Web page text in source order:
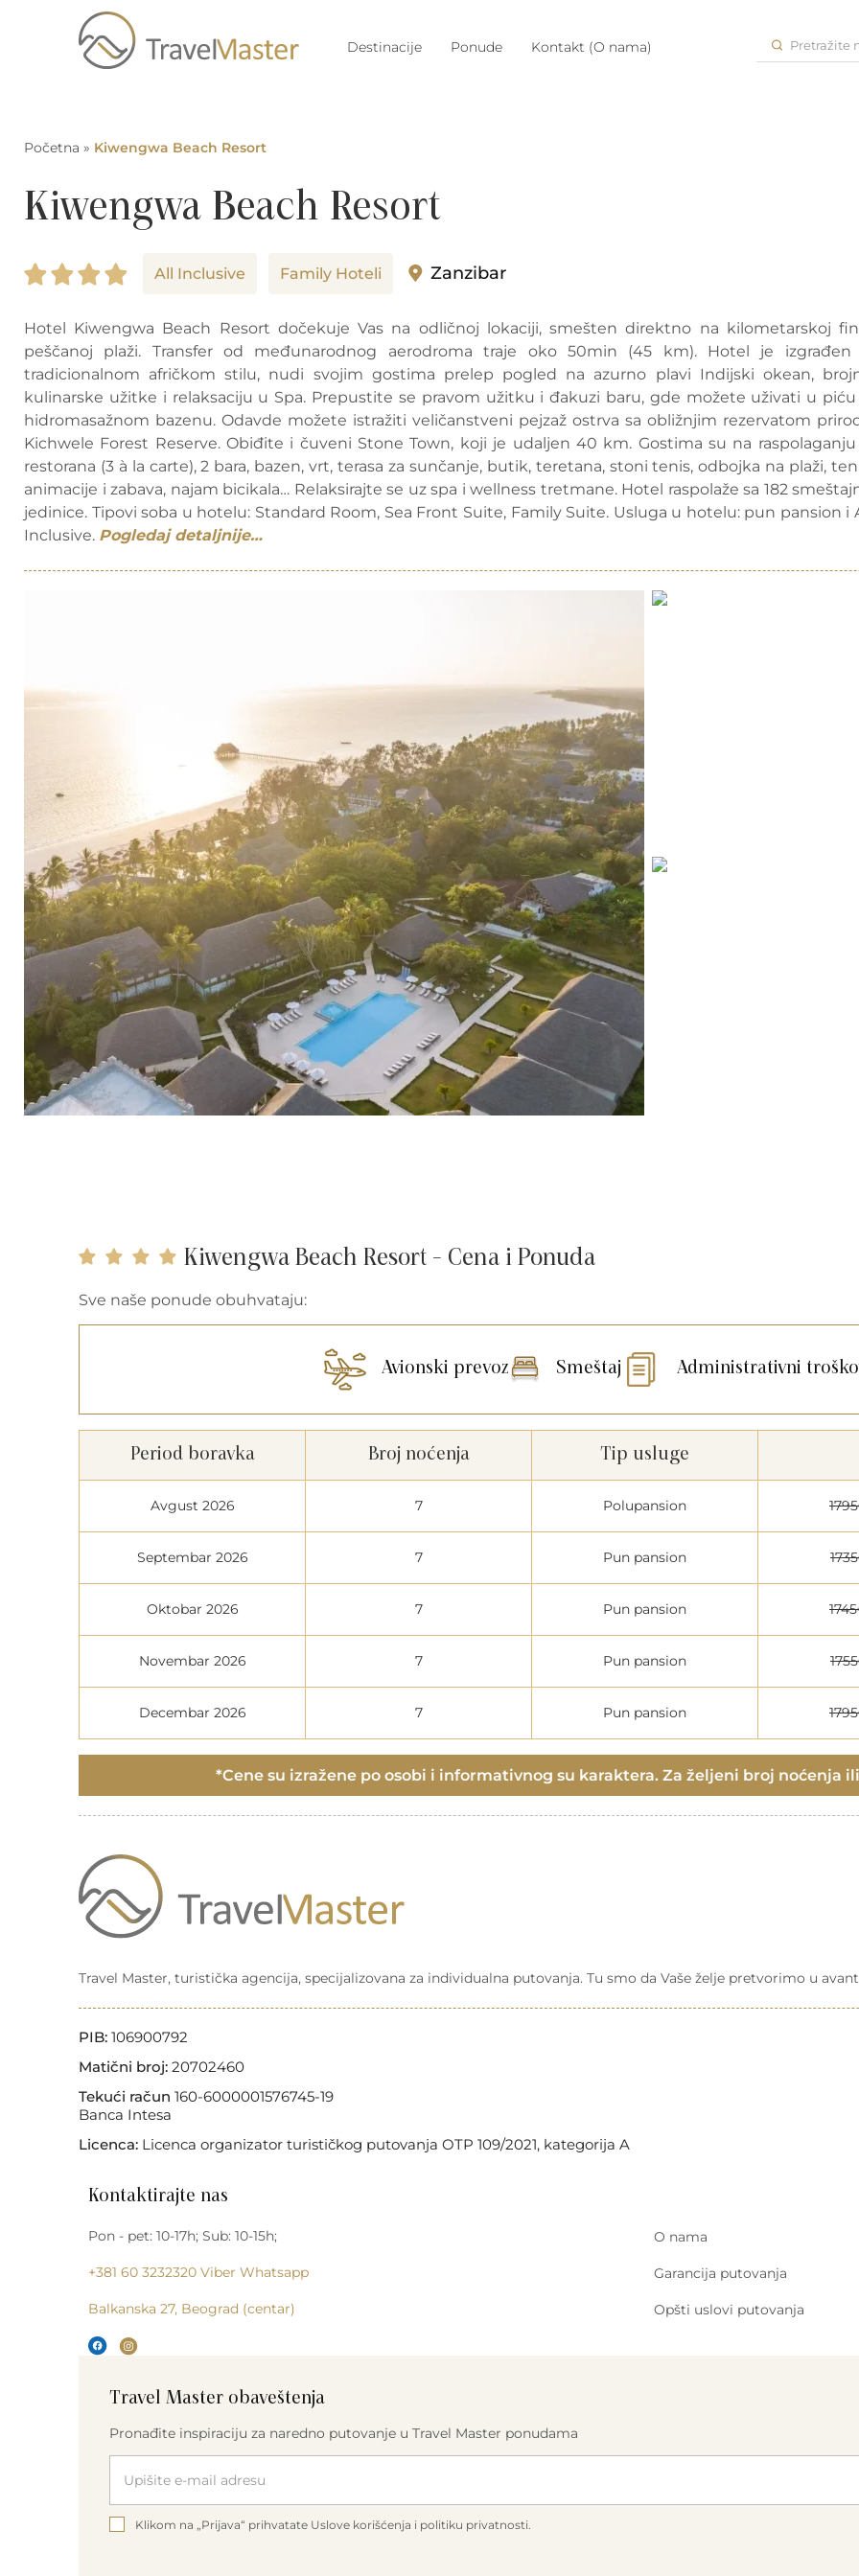
Destinacije Ponude Kontakt (O nama) Pretražite
Početna » Kiwengwa Beach Resort
Kiwengwa Beach Resort
All Inclusive Family Hoteli Zanzibar
Hotel Kiwengwa Beach Resort dočekuje Vas na odličnoj lokaciji, smešten direktno na kilometarskoj
peščanoj plaži. Transfer od međunarodnog aerodroma traje oko 50min (45 km). Hotel je izgrađen
tradicionalnom afričkom stilu, nudi svojim gostima prelep pogled na azurno plavi Indijski okean,
kulinarske užitke i relaksaciju u Spa. Prepustite se pravom užitku i đakuzi baru, gde možete uživati u
hidromasažnom bazenu. Odavde možete istražiti veličanstveni pejzaž ostrva sa obližnjim rezervatom
Kichwele Forest Reserve. Obiđite i čuveni Stone Town, koji je udaljen 40 km. Gostima su na
restorana (3 à la carte), 2 bara, bazen, vrt, terasa za sunčanje, butik, teretana, stoni tenis, odbojka na plaži,
animacije i zabava, najam bicikala… Relaksirajte se uz spa i wellness tretmane. Hotel raspolaže sa 182
jedinice. Tipovi soba u hotelu: Standard Room, Sea Front Suite, Family Suite. Usluga u hotelu: pun pansion i
Inclusive. Pogledaj detaljnije…
Kiwengwa Beach Resort - Cena i Ponuda
Sve naše ponude obuhvataju:
Avionski prevoz Smeštaj Administrativni
Period boravka Broj noćenja Tip usluge
Avgust 2026 7 Polupansion
Septembar 2026 7 Pun pansion
Oktobar 2026 7 Pun pansion
Novembar 2026 7 Pun pansion
Decembar 2026 7 Pun pansion
*Cene su izražene po osobi i informativnog su karaktera. Za željeni broj noćenja
Travel Master, turistička agencija, specijalizovana za individualna putovanja. Tu smo da Vaše želje pretvorimo u
PIB: 106900792
Matični broj: 20702460
Tekući račun 160-6000001576745-19
Banca Intesa
Licenca: Licenca organizator turističkog putovanja OTP 109/2021, kategorija A
Kontaktirajte nas
Pon - pet: 10-17h; Sub: 10-15h;
+381 60 3232320 Viber Whatsapp
Balkanska 27, Beograd (centar)
O nama
Garancija putovanja
Opšti uslovi putovanja
Travel Master obaveštenja
Pronađite inspiraciju za naredno putovanje u Travel Master ponudama
Please leave this field empty.
Klikom na „Prijava“ prihvatate Uslove korišćenja i politiku privatnosti.